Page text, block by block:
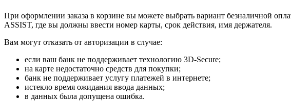
При оформлении заказа в корзине вы можете выбрать вариант безналичной
ASSIST, где вы должны ввести номер карты, срок действия, имя держателя.
Вам могут отказать от авторизации в случае:
если ваш банк не поддерживает технологию 3D-Secure;
на карте недостаточно средств для покупки;
банк не поддерживает услугу платежей в интернете;
истекло время ожидания ввода данных;
в данных была допущена ошибка.